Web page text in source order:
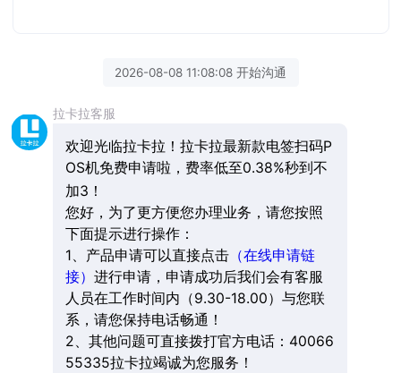
2026-08-08 11:08:08 开始沟通
拉卡拉客服
欢迎光临拉卡拉！拉卡拉最新款电签扫码P
OS机免费申请啦，费率低至0.38%秒到不
加3！
您好，为了更方便您办理业务，请您按照
下面提示进行操作：
1、产品申请可以直接点击（在线申请链
接） 进行申请，申请成功后我们会有客服
人员在工作时间内（9.30-18.00）与您联
系，请您保持电话畅通！
2、其他问题可直接拨打官方电话：40066
55335拉卡拉竭诚为您服务！